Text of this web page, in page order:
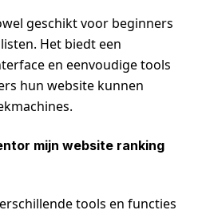
geschikt voor beginners
Het biedt een
en eenvoudige tools
hun website kunnen
mijn website ranking
tools en functies